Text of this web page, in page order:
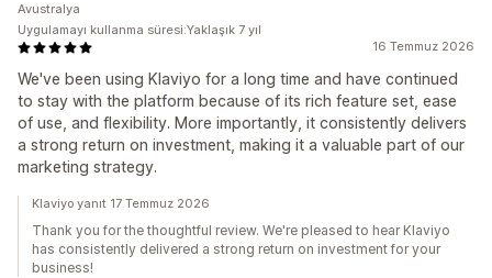
16 Temmuz 2026
We've been using Klaviyo for a long time and have continued
to stay with the platform because of its rich feature set, ease
of use, and flexibility. More importantly, it consistently delivers
a strong return on investment, making it a valuable part of our
marketing strategy.
Avustralya
Uygulamayı kullanma süresi:Yaklaşık 7 yıl
Klaviyo yanıt 17 Temmuz 2026
Thank you for the thoughtful review. We're pleased to hear Klaviyo
has consistently delivered a strong return on investment for your
business!